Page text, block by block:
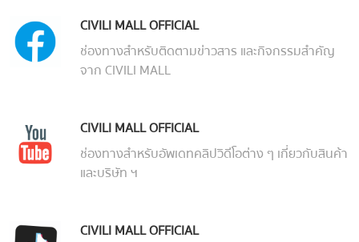
CIVILI MALL OFFICIAL
ช่องทางสำหรับติดตามข่าวสาร และกิจกรรมสำคัญ
จาก CIVILI MALL
CIVILI MALL OFFICIAL
ช่องทางสำหรับอัพเดทคลิปวิดีโอต่าง ๆ เกี่ยวกับสินค้า
และบริษัท ฯ
CIVILI MALL OFFICIAL